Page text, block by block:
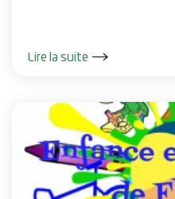
Lire la suite